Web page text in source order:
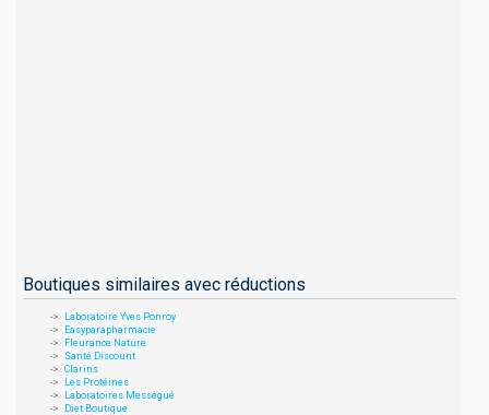
Boutiques similaires avec réductions
Laboratoire Yves Ponroy
Easyparapharmacie
Fleurance Nature
Santé Discount
Clarins
Les Protéines
Laboratoires Mességué
Diet Boutique